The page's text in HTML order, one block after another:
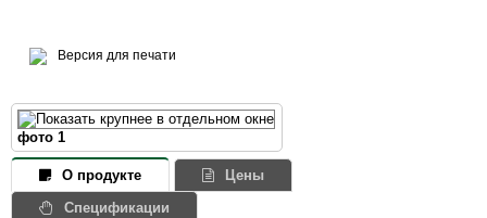
Res Rev. 42(1):1-21. doi: 10.1016/s0165-0173(02)00274-6.
Lapiz-Bluhm MD, Bondi CO, Doyen J, Rodriguez GA, Bédard-
Arana T, Morilak DA. 2008. Behavioural assays to model
cognitive and affective dimensions of depression and anxiety in
Версия для печати
фото 1
О продукте
Цены
Спецификации